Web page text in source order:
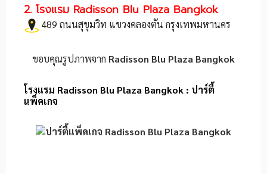
2. โรงแรม Radisson Blu Plaza Bangkok
489 ถนนสุขุมวิท แขวงคลองตัน กรุงเทพมหานคร
ขอบคุณรูปภาพจาก Radisson Blu Plaza Bangkok
โรงแรม Radisson Blu Plaza Bangkok : ปาร์ตี้
แพ็คเกจ